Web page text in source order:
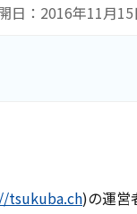
日：2016年11月15
tsukuba.ch)の運営